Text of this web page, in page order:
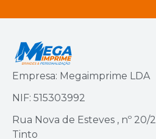
Empresa: Megaimprime LDA
NIF: 515303992
Rua Nova de Esteves , nº 20/
Tinto